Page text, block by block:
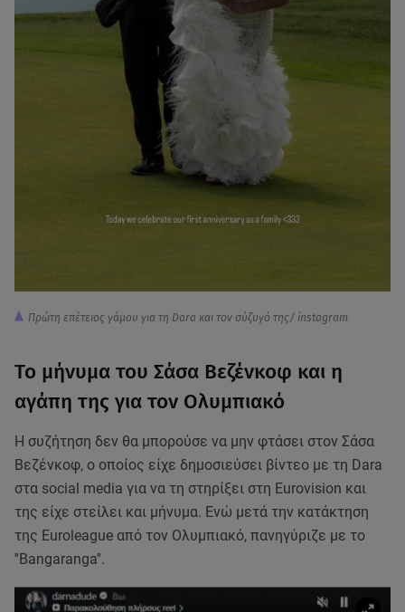
Πρώτη επέτειος γάμου για τη Dara και τον σύζυγό της/ instagram
Το μήνυμα του Σάσα Βεζένκοφ και η
αγάπη της για τον Ολυμπιακό
Η συζήτηση δεν θα μπορούσε να μην φτάσει στον Σάσα
Βεζένκοφ, ο οποίος είχε δημοσιεύσει βίντεο με τη Dara
στα social media για να τη στηρίξει στη Eurovision και
της είχε στείλει και μήνυμα. Ενώ μετά την κατάκτηση
της Euroleague από τον Ολυμπιακό, πανηγύριζε με το
''Bangaranga''.